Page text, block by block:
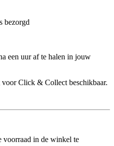
bezorgd
een uur af te halen in jouw
Click & Collect beschikbaar.
voorraad in de winkel te